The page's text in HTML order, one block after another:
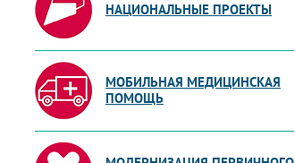
НАЦИОНАЛЬНЫЕ ПРОЕКТЫ
МОБИЛЬНАЯ МЕДИЦИНСКАЯ
ПОМОЩЬ